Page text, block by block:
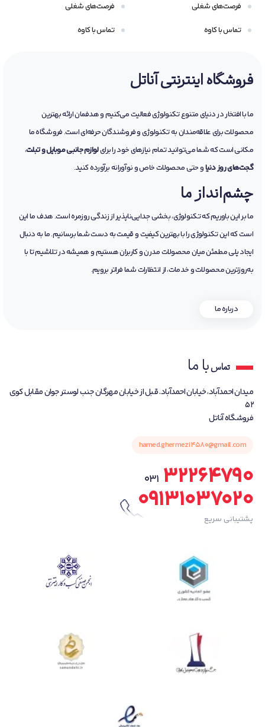
فرصت‌های شغلی
تماس با کاوه
فرصت‌های شغلی
تماس با کاوه
فروشگاه اینترنتی آناتل
ما با افتخار در دنیای متنوع تکنولوژی فعالیت می‌کنیم و هدفمان ارائه بهترین
محصولات برای علاقه‌مندان به تکنولوژی و فروشندگان حرفه‌ای است. فروشگاه ما
مکانی است که شما می‌توانید تمام نیازهای خود را برایلوازم جانبی موبایل و تبلت،
گجت‌های روز دنیاو حتی محصولات خاص و نوآورانه برآورده کنید.
چشم‌انداز ما
ما بر این باوریم که تکنولوژی، بخشی جدایی‌ناپذیر از زندگی روزمره است. هدف ما این
است که این تکنولوژی را با بهترین کیفیت و قیمت به دست شما برسانیم. ما به دنبال
ایجاد پلی مطمئن میان محصولات مدرن و کاربران هستیم و همیشه در تلاشیم تا با
به‌روزترین محصولات و خدمات، از انتظارات شما فراتر برویم.
درباره ما
تماسبا ما
میدان احمدآباد، خیابان احمدآباد. قبل از خیابان مهرگان جنب لوستر جوان مقابل کوی
52
فروشگاه آناتل
hamed.ghermezi4580@gmail.com
031 32264790
09131037020
پشتیبانی سریع